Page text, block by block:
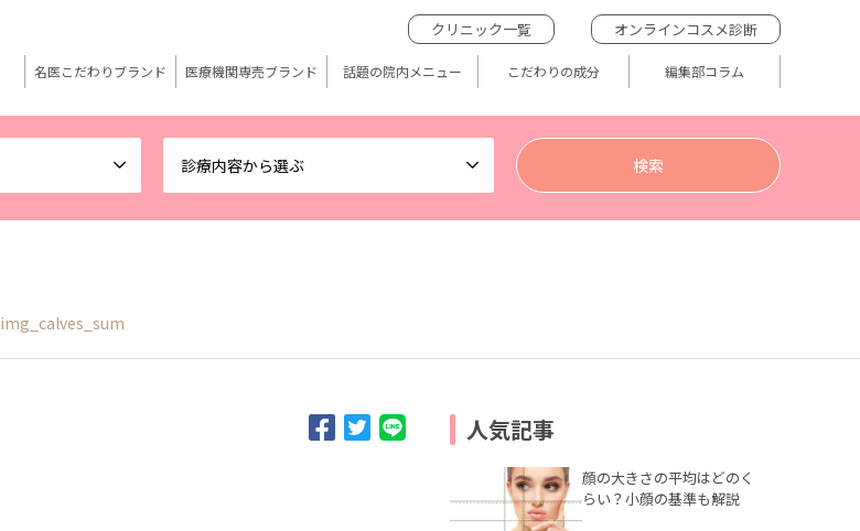
診療内容から選ぶ
クリニック一覧 オンラインコスメ診断
名医こだわりブランド 医療機関専売ブランド 話題の院内メニュー こだわりの成分 編集部コラム
img_calves_sum
人気記事
顔の大きさの平均はどのく
らい？小顔の基準も解説